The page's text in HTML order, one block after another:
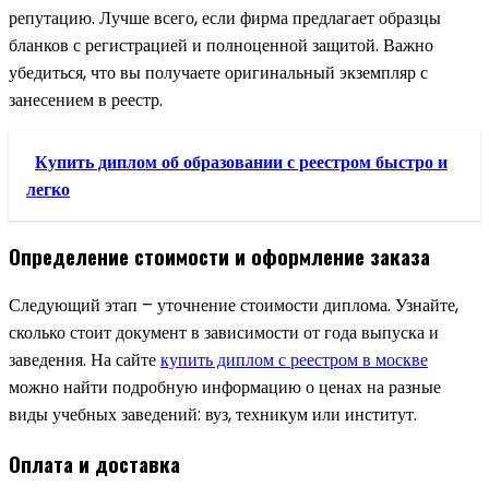
репутацию. Лучше всего, если фирма предлагает образцы
бланков с регистрацией и полноценной защитой. Важно
убедиться, что вы получаете оригинальный экземпляр с
занесением в реестр.
Купить диплом об образовании с реестром быстро и
легко
Определение стоимости и оформление заказа
Следующий этап – уточнение стоимости диплома. Узнайте,
сколько стоит документ в зависимости от года выпуска и
заведения. На сайтекупить диплом с реестром в москве
можно найти подробную информацию о ценах на разные
виды учебных заведений: вуз, техникум или институт.
Оплата и доставка